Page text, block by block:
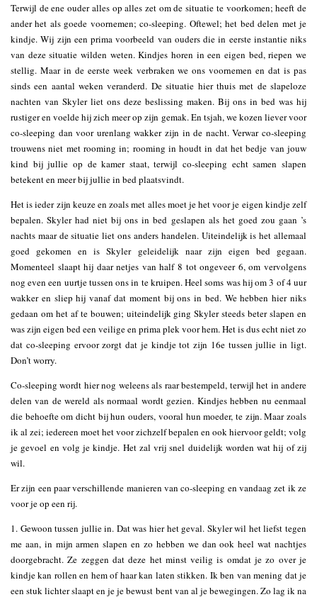
Terwijl de ene ouder alles op alles zet om de situatie te voorkomen; heeft de
ander het als goede voornemen; co-sleeping. Oftewel; het bed delen met je
kindje. Wij zijn een prima voorbeeld van ouders die in eerste instantie niks
van deze situatie wilden weten. Kindjes horen in een eigen bed, riepen we
stellig. Maar in de eerste week verbraken we ons voornemen en dat is pas
sinds een aantal weken veranderd. De situatie hier thuis met de slapeloze
nachten van Skyler liet ons deze beslissing maken. Bij ons in bed was hij
rustiger en voelde hij zich meer op zijn gemak. En tsjah, we kozen liever voor
co-sleeping dan voor urenlang wakker zijn in de nacht. Verwar co-sleeping
trouwens niet met rooming in; rooming in houdt in dat het bedje van jouw
kind bij jullie op de kamer staat, terwijl co-sleeping echt samen slapen
betekent en meer bij jullie in bed plaatsvindt.
Het is ieder zijn keuze en zoals met alles moet je het voor je eigen kindje zelf
bepalen. Skyler had niet bij ons in bed geslapen als het goed zou gaan ’s
nachts maar de situatie liet ons anders handelen. Uiteindelijk is het allemaal
goed gekomen en is Skyler geleidelijk naar zijn eigen bed gegaan.
Momenteel slaapt hij daar netjes van half 8 tot ongeveer 6, om vervolgens
nog even een uurtje tussen ons in te kruipen. Heel soms was hij om 3 of 4 uur
wakker en sliep hij vanaf dat moment bij ons in bed. We hebben hier niks
gedaan om het af te bouwen; uiteindelijk ging Skyler steeds beter slapen en
was zijn eigen bed een veilige en prima plek voor hem. Het is dus echt niet zo
dat co-sleeping ervoor zorgt dat je kindje tot zijn 16e tussen jullie in ligt.
Don’t worry.
Co-sleeping wordt hier nog weleens als raar bestempeld, terwijl het in andere
delen van de wereld als normaal wordt gezien. Kindjes hebben nu eenmaal
die behoefte om dicht bij hun ouders, vooral hun moeder, te zijn. Maar zoals
ik al zei; iedereen moet het voor zichzelf bepalen en ook hiervoor geldt; volg
je gevoel en volg je kindje. Het zal vrij snel duidelijk worden wat hij of zij
wil.
Er zijn een paar verschillende manieren van co-sleeping en vandaag zet ik ze
voor je op een rij.
1. Gewoon tussen jullie in. Dat was hier het geval. Skyler wil het liefst tegen
me aan, in mijn armen slapen en zo hebben we dan ook heel wat nachtjes
doorgebracht. Ze zeggen dat deze het minst veilig is omdat je zo over je
kindje kan rollen en hem of haar kan laten stikken. Ik ben van mening dat je
een stuk lichter slaapt en je je bewust bent van al je bewegingen. Zo lag ik na